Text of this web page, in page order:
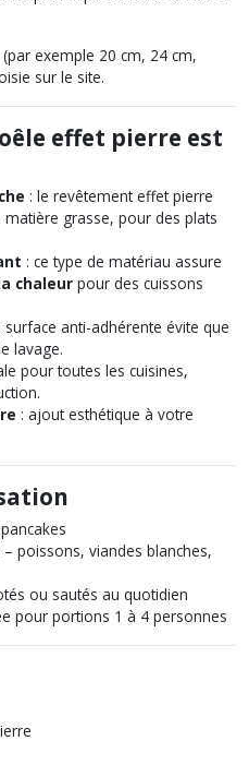
exemple 20 cm, 24 cm,
sur le site.
effet pierre est
: le revêtement effet pierre
grasse, pour des plats
: ce type de matériau assure
chaleur pour des cuissons
surface anti-adhérente évite que
lavage.
pour toutes les cuisines,
: ajout esthétique à votre
– poissons, viandes blanches,
ou sautés au quotidien
pour portions 1 à 4 personnes